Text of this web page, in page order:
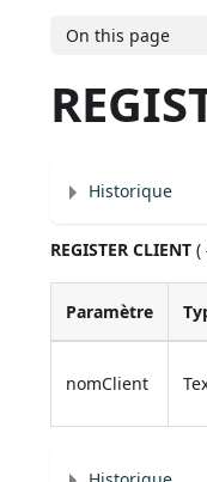
On this page
Historique
REGISTER CLIENT (
Paramètre
nomClient